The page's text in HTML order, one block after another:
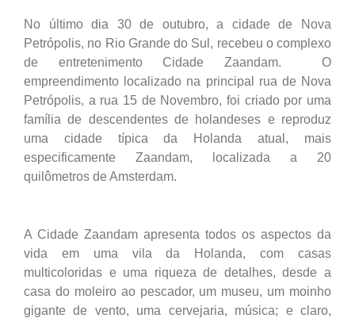
No último dia 30 de outubro, a cidade de Nova
Petrópolis, no Rio Grande do Sul, recebeu o complexo
de entretenimento Cidade Zaandam. O
empreendimento localizado na principal rua de Nova
Petrópolis, a rua 15 de Novembro, foi criado por uma
família de descendentes de holandeses e reproduz
uma cidade típica da Holanda atual, mais
especificamente Zaandam, localizada a 20
quilômetros de Amsterdam.
A Cidade Zaandam apresenta todos os aspectos da
vida em uma vila da Holanda, com casas
multicoloridas e uma riqueza de detalhes, desde a
casa do moleiro ao pescador, um museu, um moinho
gigante de vento, uma cervejaria, música; e claro,